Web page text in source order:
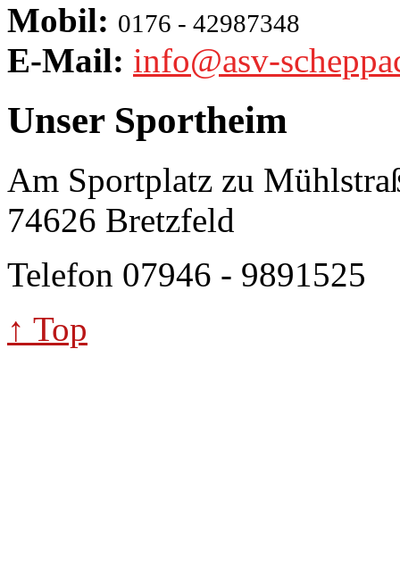
Mobil: 0176 - 42987348
E-Mail: info@asv-
Unser Sportheim
Am Sportplatz zu
74626 Bretzfeld
Telefon 07946 - 9891525
↑ Top